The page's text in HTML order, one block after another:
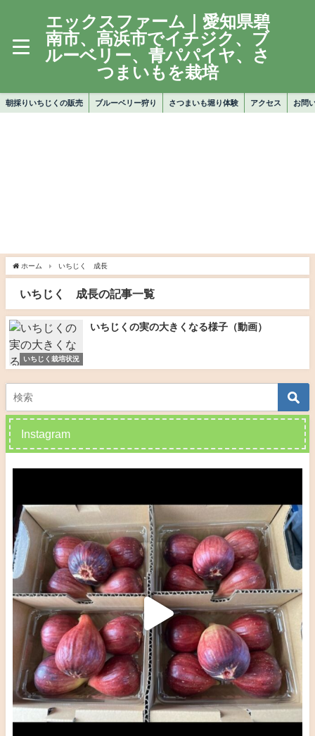
エックスファーム｜愛知県碧
南市、高浜市でイチジク、ブ
ルーベリー、青パパイヤ、さ
つまいもを栽培
朝採りいちじくの販売 ブルーベリー狩り さつまいも堀り体験 アクセス お問
ホーム いちじく 成長
いちじく 成長の記事一覧
いちじく栽培状況
いちじくの実の大きくなる様子（動画）
Instagram